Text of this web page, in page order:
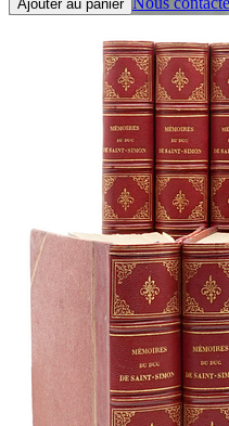
Ajouter au panier